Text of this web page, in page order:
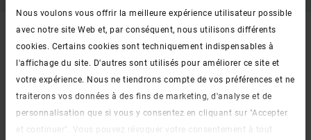
Nous voulons vous offrir la meilleure expérience utilisateur possible
avec notre site Web et, par conséquent, nous utilisons différents
cookies. Certains cookies sont techniquement indispensables à
l'affichage du site. D'autres sont utilisés pour améliorer ce site et
votre expérience. Nous ne tiendrons compte de vos préférences et ne
traiterons vos données à des fins de marketing, d'analyse et de
personnalisation que si vous y consentez en cliquant sur "Accepter
et continuer". Vous pouvez révoquer votre consentement à tout